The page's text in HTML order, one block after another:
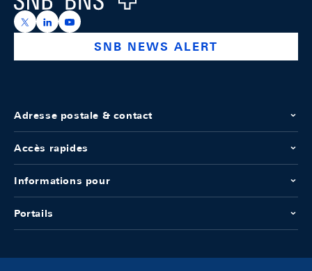
https://x.com/snb_bns
https://ch.linkedin.com/company/swiss-national-
https://www.youtube.com/@swissnationalbank
SNB NEWS ALERT
Adresse postale & contact
Accès rapides
Informations pour
Portails